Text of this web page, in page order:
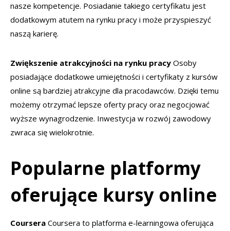
nasze kompetencje. Posiadanie takiego certyfikatu jest
dodatkowym atutem na rynku pracy i może przyspieszyć
naszą karierę.
Zwiększenie atrakcyjności na rynku pracy Osoby
posiadające dodatkowe umiejętności i certyfikaty z kursów
online są bardziej atrakcyjne dla pracodawców. Dzięki temu
możemy otrzymać lepsze oferty pracy oraz negocjować
wyższe wynagrodzenie. Inwestycja w rozwój zawodowy
zwraca się wielokrotnie.
Popularne platformy
oferujące kursy online
Coursera Coursera to platforma e-learningowa oferująca